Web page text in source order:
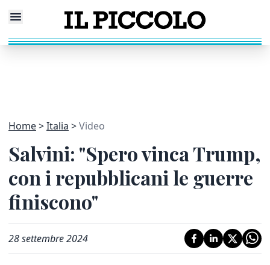
Home Italia Video
Salvini: "Spero vinca Trump,
con i repubblicani le guerre
finiscono"
28 settembre 2024